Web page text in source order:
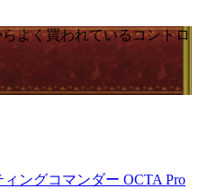
らよく買われているコントロ
ングコマンダー OCTA Pro